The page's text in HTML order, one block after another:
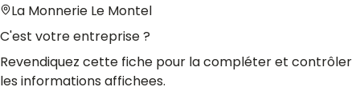
La Monnerie Le Montel
C'est votre entreprise ?
Revendiquez cette fiche pour la compléter et contrôler
les informations affichees.